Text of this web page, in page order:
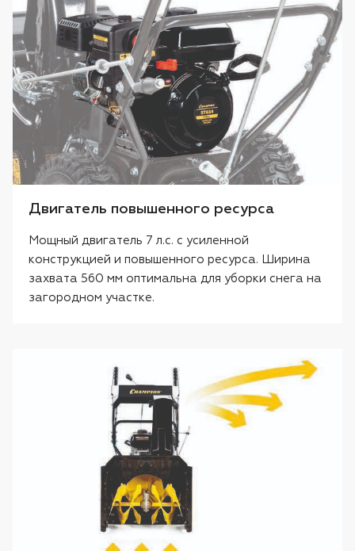
Двигатель повышенного ресурса
Мощный двигатель 7 л.с. с усиленной
конструкцией и повышенного ресурса. Ширина
захвата 560 мм оптимальна для уборки снега на
загородном участке.